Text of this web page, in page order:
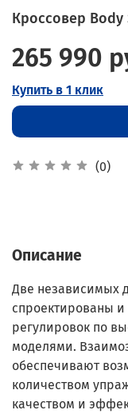
Кроссовер Body
(0)
265 990
Купить в 1 клик
Описание
Две независимых
спроектированы и
регулировок по
моделями.
обеспечивают
количеством
качеством и